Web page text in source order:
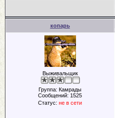
копарь
Выживальщик
Группа: Камрады
Сообщений: 1525
Статус: не в сети